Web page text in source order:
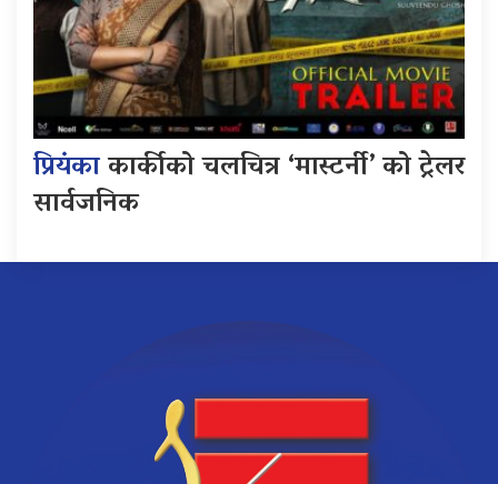
प्रियंकाकार्कीको चलचित्र ‘मास्टर्नी’ को ट्रेलर
सार्वजनिक